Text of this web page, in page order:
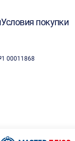
Условия покупки
00011868